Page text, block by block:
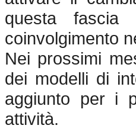
questa
coinvolgimento
Nei prossimi
dei modelli di
aggiunto per i
attività.